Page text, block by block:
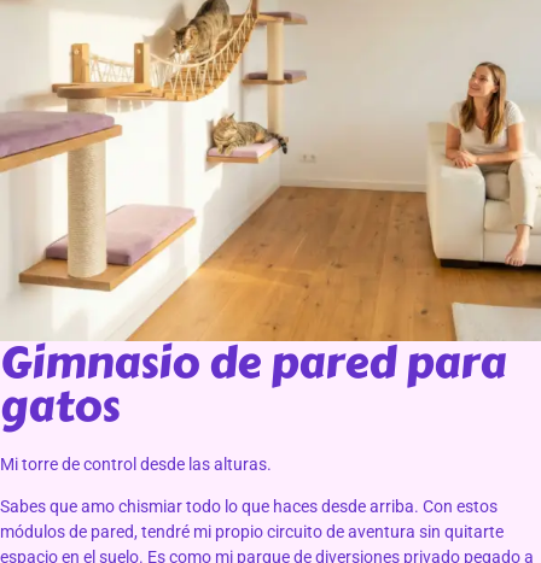
Gimnasio de pared para
gatos
Mi torre de control desde las alturas.
Sabes que amo chismiar todo lo que haces desde arriba. Con estos
módulos de pared, tendré mi propio circuito de aventura sin quitarte
espacio en el suelo. Es como mi parque de diversiones privado pegado a